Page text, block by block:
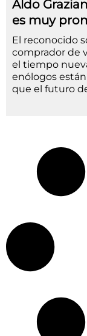
Aldo
es muy
El reconocido
comprador de
el tiempo
enólogos
que el futuro